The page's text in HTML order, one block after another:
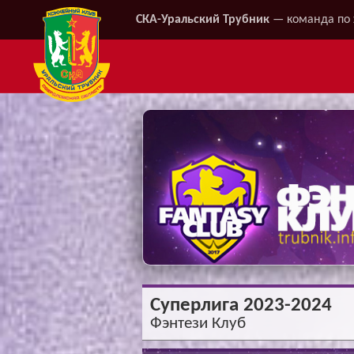
СКА-Уральский Трубник — команда по
Суперлига 2023-2024
Фэнтези Клуб